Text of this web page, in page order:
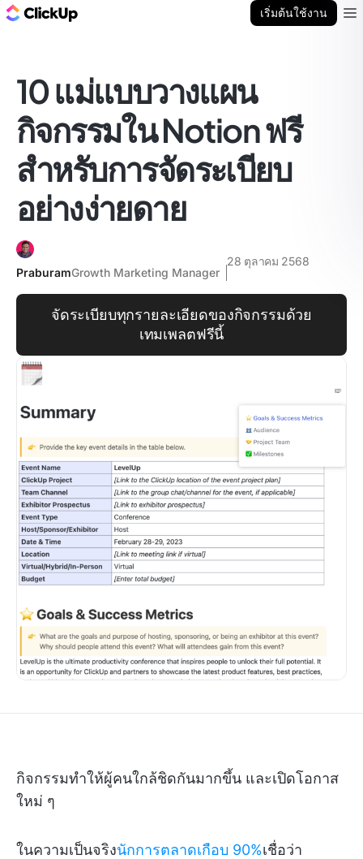
เริ่มต้นใช้งาน
10 แม่แบบวางแผน
กิจกรรมใน Notion ฟรี
สำหรับการจัดระเบียบ
อย่างง่ายดาย
PraburamGrowth Marketing Manager
28 ตุลาคม 2568
จัดระเบียบทุกรายละเอียดของกิจกรรมด้วย
เทมเพลตฟรีนี้
กิจกรรมทำให้ผู้คนใกล้ชิดกันมากขึ้น และเปิดโอกาส
ใหม่ ๆ
ในความเป็นจริงนักการตลาดเกือบ 90%เชื่อว่า